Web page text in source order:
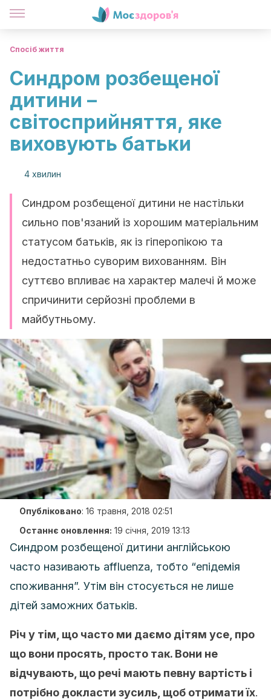
Спосіб життя
Синдром розбещеної
дитини –
світосприйняття, яке
виховують батьки
4 хвилин
Синдром розбещеної дитини не настільки
сильно пов'язаний із хорошим матеріальним
статусом батьків, як із гіперопікою та
недостатньо суворим вихованням. Він
суттєво впливає на характер малечі й може
спричинити серйозні проблеми в
майбутньому.
Опубліковано: 16 травня, 2018 02:51
Останнє оновлення: 19 січня, 2019 13:13
Синдром розбещеної дитини англійською
часто називають affluenza, тобто “епідемія
споживання”. Утім він стосується не лише
дітей заможних батьків.
Річ у тім, що часто ми даємо дітям усе, про
що вони просять, просто так. Вони не
відчувають, що речі мають певну вартість і
потрібно докласти зусиль, щоб отримати їх.